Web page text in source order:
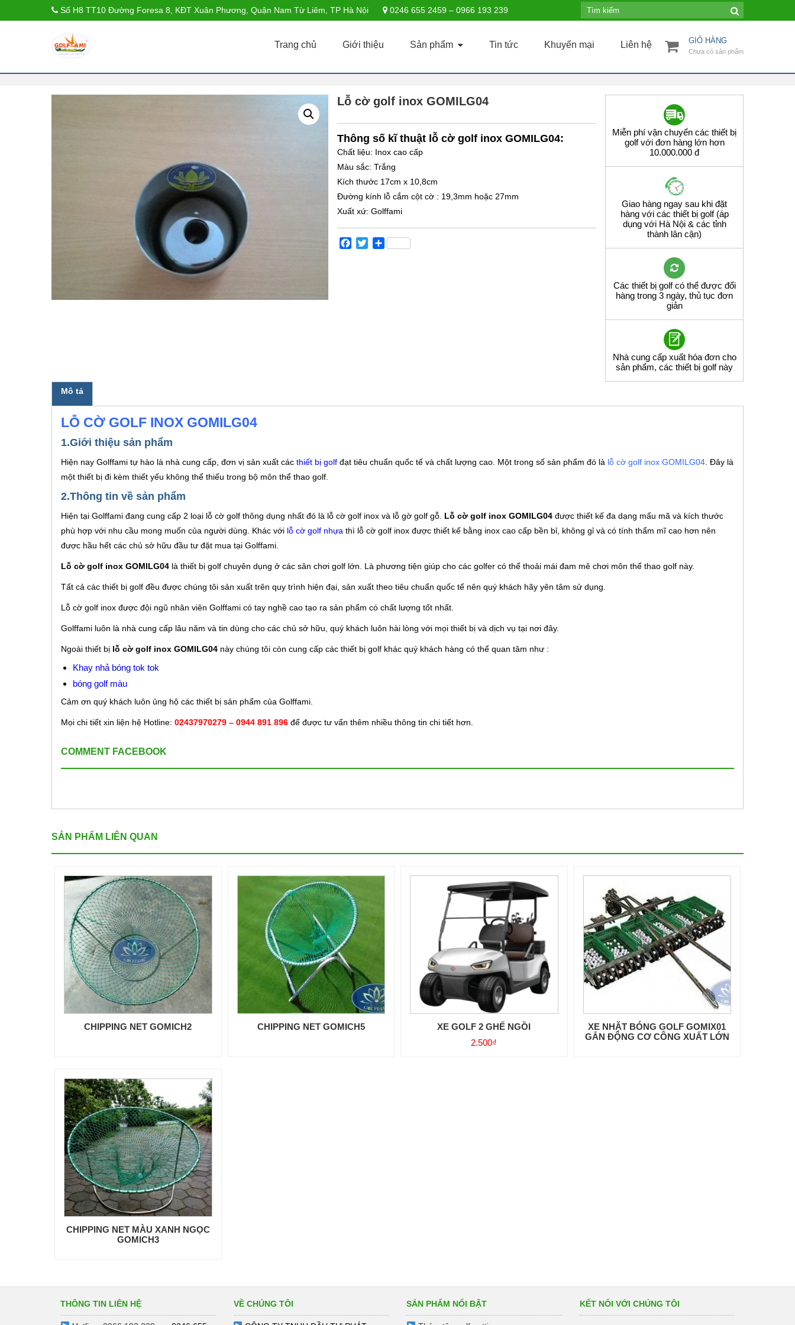
Số H8 TT10 Đường Foresa 8, KĐT Xuân Phương, Quận Nam Từ Liêm, TP Hà Nội 0246 655 2459 – 0966 193 239
Trang chủ Giới thiệu Sản phẩm Tin tức Khuyến mại Liên hệ GIỎ HÀNG
Chưa có sản phẩm
Lỗ cờ golf inox GOMILG04
Thông số kĩ thuật lỗ cờ golf inox GOMILG04:
Chất liệu: Inox cao cấp
Màu sắc: Trắng
Kích thước 17cm x 10,8cm
Đường kính lỗ cắm cột cờ : 19,3mm hoặc 27mm
Xuất xứ: Golffami
Facebook
TwitterShare
Miễn phí vận chuyển các thiết bị
golf với đơn hàng lớn hơn
10.000.000 đ
Giao hàng ngay sau khi đặt
hàng với các thiết bị golf (áp
dụng với Hà Nội & các tỉnh
thành lân cận)
Các thiết bị golf có thể được đổi
hàng trong 3 ngày, thủ tục đơn
giản
Nhà cung cấp xuất hóa đơn cho
sản phẩm, các thiết bị golf này
Mô tả
LỖ CỜ GOLF INOX GOMILG04
1.Giới thiệu sản phẩm
Hiện nay Golffami tự hào là nhà cung cấp, đơn vị sản xuất các thiết bị golf đạt tiêu chuẩn quốc tế và chất lượng cao. Một trong số sản phẩm đó là lỗ cờ golf inox GOMILG04 . Đây là
một thiết bị đi kèm thiết yếu không thể thiếu trong bộ môn thể thao golf.
2.Thông tin về sản phẩm
Hiện tại Golffami đang cung cấp 2 loại lỗ cờ golf thông dụng nhất đó là lỗ cờ golf inox và lỗ gờ golf gỗ. Lỗ cờ golf inox GOMILG04 được thiết kế đa dạng mẩu mã và kích thước
phù hợp với nhu cầu mong muốn của người dùng. Khác với lỗ cờ golf nhựa thì lỗ cờ golf inox được thiết kế bằng inox cao cấp bền bỉ, không gỉ và có tính thẩm mĩ cao hơn nên
được hầu hết các chủ sở hữu đầu tư đặt mua tại Golffami.
Lỗ cờ golf inox GOMILG04 là thiết bị golf chuyên dụng ở các sân chơi golf lớn. Là phương tiện giúp cho các golfer có thể thoải mái đam mê chơi môn thể thao golf này.
Tất cả các thiết bị golf đều được chúng tôi sản xuất trên quy trình hiện đại, sản xuất theo tiêu chuẩn quốc tế nên quý khách hãy yên tâm sử dụng.
Lỗ cờ golf inox được đội ngũ nhân viên Golffami có tay nghề cao tạo ra sản phẩm có chất lượng tốt nhất.
Golffami luôn là nhà cung cấp lâu năm và tin dùng cho các chủ sở hữu, quý khách luôn hài lòng với mọi thiết bị và dịch vụ tại nơi đây.
Ngoài thiết bị lỗ cờ golf inox GOMILG04 này chúng tôi còn cung cấp các thiết bị golf khác quý khách hàng có thể quan tâm như :
Khay nhả bóng tok tok
bóng golf màu
Cảm ơn quý khách luôn ủng hộ các thiết bị sản phẩm của Golffami.
Mọi chi tiết xin liện hệ Hotline: 02437970279 – 0944 891 896 để được tư vấn thêm nhiều thông tin chi tiết hơn.
COMMENT FACEBOOK
SẢN PHẨM LIÊN QUAN
CHIPPING NET GOMICH2 CHIPPING NET GOMICH5
XE GOLF 2 GHẾ NGỒI
2.500₫
XE NHẶT BÓNG GOLF GOMIX01
GẮN ĐỘNG CƠ CÔNG XUẤT LỚN
CHIPPING NET MÀU XANH NGỌC
GOMICH3
THÔNG TIN LIÊN HỆ VỀ CHÚNG TÔI SẢN PHẨM NỔI BẬT KẾT NỐI VỚI CHÚNG TÔI